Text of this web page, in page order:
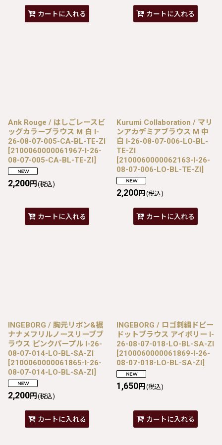
カートに入れる カートに入れる
Ank Rouge / はしごレースビ
ッグカラーブラウス M 白 I-
26-08-07-005-CA-BL-TE-ZI
[2100060000061967-I-26-
08-07-005-CA-BL-TE-ZI]
2,200円 (税込)
カートに入れる
Kurumi Collaboration / マリ
ンアカデミアブラウス M 中
白 I-26-08-07-006-LO-BL-
TE-ZI
[2100060000062163-I-26-
08-07-006-LO-BL-TE-ZI]
2,200円 (税込)
カートに入れる
INGEBORG / 胸元リボン&裾
ナナメフリルノースリーブブ
ラウス ピンクパープル I-26-
08-07-014-LO-BL-SA-ZI
[2100060000061865-I-26-
08-07-014-LO-BL-SA-ZI]
2,200円 (税込)
カートに入れる
INGEBORG / ロゴ刺繍ドビー
ドットブラウス アイボリー I-
26-08-07-018-LO-BL-SA-ZI
[2100060000061869-I-26-
08-07-018-LO-BL-SA-ZI]
1,650円 (税込)
カートに入れる